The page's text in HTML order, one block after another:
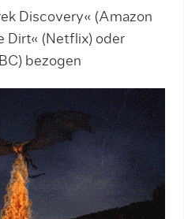
Discovery« (Amazon
Dirt« (Netflix) oder
bezogen